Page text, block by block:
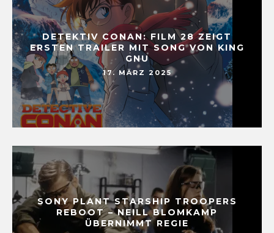
DETEKTIV CONAN: FILM 28 ZEIGT
ERSTEN TRAILER MIT SONG VON KING
GNU
17. MÄRZ 2025
SONY PLANT STARSHIP TROOPERS
REBOOT – NEILL BLOMKAMP
ÜBERNIMMT REGIE